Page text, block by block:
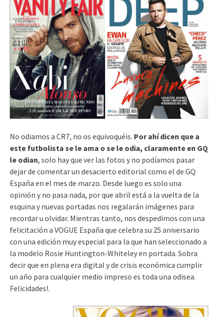
No odiamos a CR7, no os equivoquéis. Por ahí dicen que a
este futbolista se le ama o se le odia, claramente en GQ
le odian, solo hay que ver las fotos y no podíamos pasar
dejar de comentar un desacierto editorial como el de GQ
España en el mes de marzo. Desde luego es solo una
opinión y no pasa nada, por que abril está a la vuelta de la
esquina y nuevas portadas nos regalarán imágenes para
recordar u olvidar. Mientras tanto, nos despedimos con una
felicitación a VOGUE España que celebra su 25 aniversario
con una edición muy especial para la que han seleccionado a
la modelo Rosie Huntington-Whiteley en portada. Sobra
decir que en plena era digital y de crisis económica cumplir
un año para cualquier medio impreso es toda una odisea.
Felicidades!.